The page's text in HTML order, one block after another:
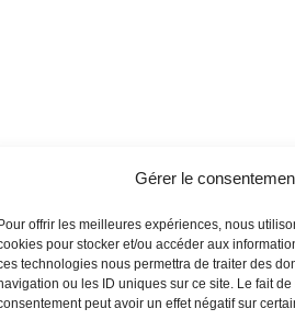
Gérer le
Pour offrir les meilleures expériences, nous
pour stocker et/ou accéder aux
technologies nous permettra de traiter des
ou les ID uniques sur ce site. Le fait
peut avoir un effet négatif sur
Mot de passe perdu Newsletter